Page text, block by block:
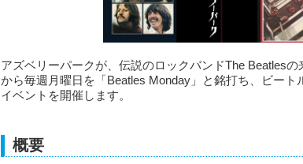
アズベリーパークが、伝説のロックバンドThe Beatles
から毎週月曜日を「Beatles Monday」と銘打ち、ビー
イベントを開催します。
概要